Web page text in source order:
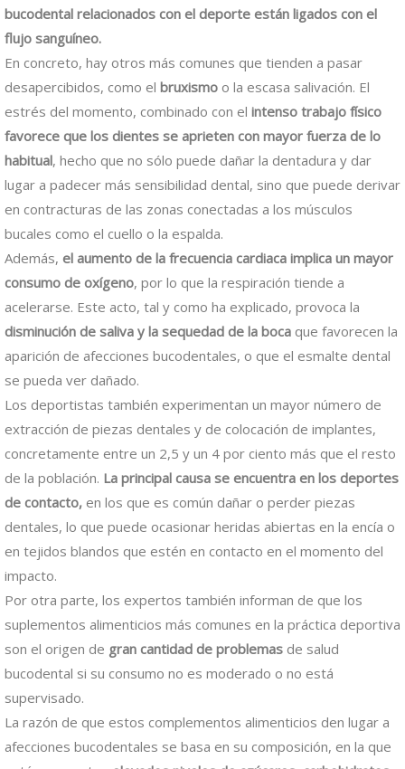
bucodental relacionados con el deporte están ligados con el
flujo sanguíneo.
En concreto, hay otros más comunes que tienden a pasar
desapercibidos, como el bruxismo o la escasa salivación. El
estrés del momento, combinado con el intenso trabajo físico
favorece que los dientes se aprieten con mayor fuerza de lo
habitual, hecho que no sólo puede dañar la dentadura y dar
lugar a padecer más sensibilidad dental, sino que puede derivar
en contracturas de las zonas conectadas a los músculos
bucales como el cuello o la espalda.
Además, el aumento de la frecuencia cardiaca implica un mayor
consumo de oxígeno, por lo que la respiración tiende a
acelerarse. Este acto, tal y como ha explicado, provoca la
disminución de saliva y la sequedad de la boca que favorecen la
aparición de afecciones bucodentales, o que el esmalte dental
se pueda ver dañado.
Los deportistas también experimentan un mayor número de
extracción de piezas dentales y de colocación de implantes,
concretamente entre un 2,5 y un 4 por ciento más que el resto
de la población. La principal causa se encuentra en los deportes
de contacto, en los que es común dañar o perder piezas
dentales, lo que puede ocasionar heridas abiertas en la encía o
en tejidos blandos que estén en contacto en el momento del
impacto.
Por otra parte, los expertos también informan de que los
suplementos alimenticios más comunes en la práctica deportiva
son el origen de gran cantidad de problemas de salud
bucodental si su consumo no es moderado o no está
supervisado.
La razón de que estos complementos alimenticios den lugar a
afecciones bucodentales se basa en su composición, en la que